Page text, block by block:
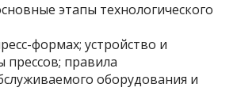
этапы технологического
формах; устройство и
правила
оборудования и